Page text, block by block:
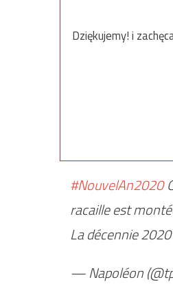
Dziękujemy! i
#NouvelAn2020
racaille est
La décennie
— Napoléon